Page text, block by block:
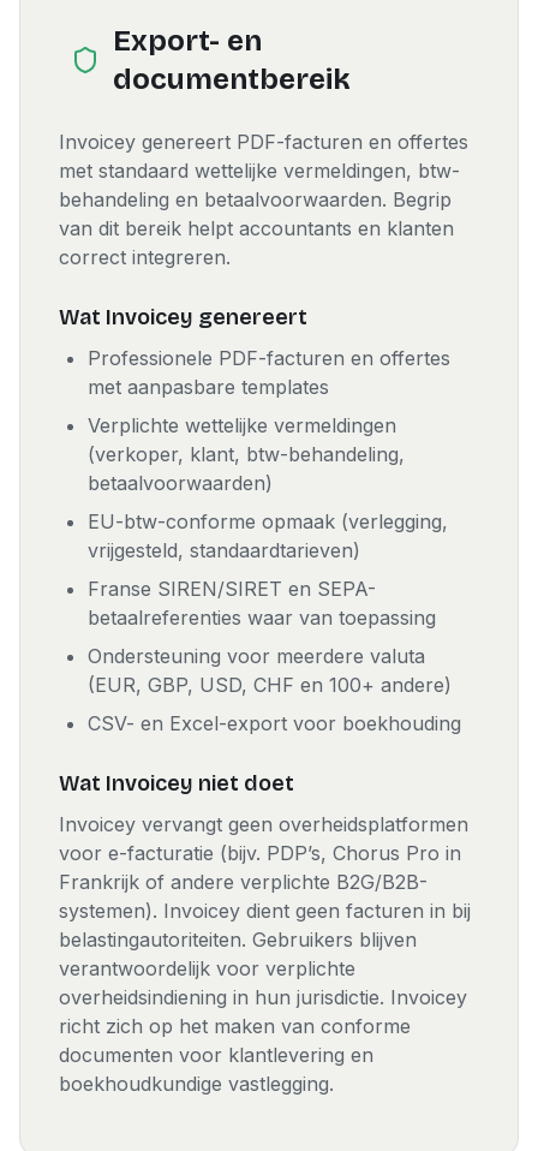
Export- en
documentbereik
Invoicey genereert PDF-facturen en offertes
met standaard wettelijke vermeldingen, btw-
behandeling en betaalvoorwaarden. Begrip
van dit bereik helpt accountants en klanten
correct integreren.
Wat Invoicey genereert
Professionele PDF-facturen en offertes
met aanpasbare templates
Verplichte wettelijke vermeldingen
(verkoper, klant, btw-behandeling,
betaalvoorwaarden)
EU-btw-conforme opmaak (verlegging,
vrijgesteld, standaardtarieven)
Franse SIREN/SIRET en SEPA-
betaalreferenties waar van toepassing
Ondersteuning voor meerdere valuta
(EUR, GBP, USD, CHF en 100+ andere)
CSV- en Excel-export voor boekhouding
Wat Invoicey niet doet
Invoicey vervangt geen overheidsplatformen
voor e-facturatie (bijv. PDP’s, Chorus Pro in
Frankrijk of andere verplichte B2G/B2B-
systemen). Invoicey dient geen facturen in bij
belastingautoriteiten. Gebruikers blijven
verantwoordelijk voor verplichte
overheidsindiening in hun jurisdictie. Invoicey
richt zich op het maken van conforme
documenten voor klantlevering en
boekhoudkundige vastlegging.